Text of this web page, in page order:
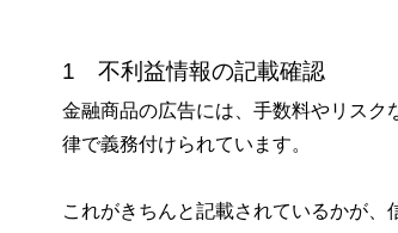
1 不利益情報の記載確認
金融商品の広告には、手数料やリスク
律で義務付けられています。
これがきちんと記載されているかが